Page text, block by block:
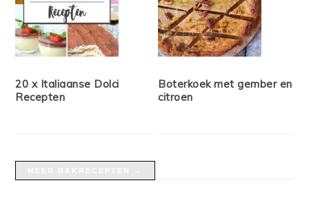
20 x Italiaanse Dolci
Recepten
Boterkoek met gember en
citroen